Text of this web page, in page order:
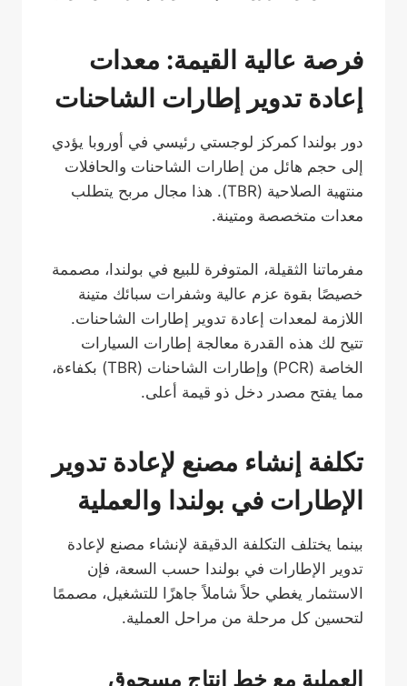
فرصة عالية القيمة: معدات
إعادة تدوير إطارات الشاحنات
دور بولندا كمركز لوجستي رئيسي في أوروبا يؤدي
إلى حجم هائل من إطارات الشاحنات والحافلات
منتهية الصلاحية (TBR). هذا مجال مربح يتطلب
معدات متخصصة ومتينة.
مفرماتنا الثقيلة، المتوفرة للبيع في بولندا، مصممة
خصيصًا بقوة عزم عالية وشفرات سبائك متينة
اللازمة لمعدات إعادة تدوير إطارات الشاحنات.
تتيح لك هذه القدرة معالجة إطارات السيارات
الخاصة (PCR) وإطارات الشاحنات (TBR) بكفاءة،
مما يفتح مصدر دخل ذو قيمة أعلى.
تكلفة إنشاء مصنع لإعادة تدوير
الإطارات في بولندا والعملية
بينما يختلف التكلفة الدقيقة لإنشاء مصنع لإعادة
تدوير الإطارات في بولندا حسب السعة، فإن
الاستثمار يغطي حلاً شاملاً جاهزًا للتشغيل، مصممًا
لتحسين كل مرحلة من مراحل العملية.
العملية مع خط إنتاج مسحوق